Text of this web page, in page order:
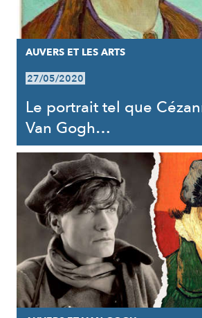
AUVERS ET LES ARTS
27/05/2020
Le portrait tel que
Van Gogh…